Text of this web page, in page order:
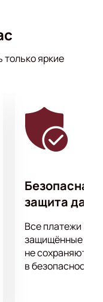
концерты не
только яркие
Безопасная
защита
Все платежи
защищённые
не сохраняются
в безопасности.